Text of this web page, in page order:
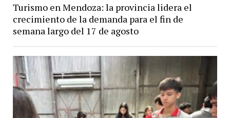
Turismo en Mendoza: la provincia lidera el
crecimiento de la demanda para el fin de
semana largo del 17 de agosto